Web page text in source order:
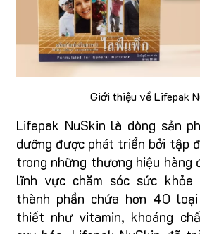
Giới thiệu về Lifepak
Lifepak NuSkin là dòng sản
dưỡng được phát triển bởi tập
trong những thương hiệu hàng
lĩnh vực chăm sóc sức khỏe
thành phần chứa hơn 40
thiết như vitamin, khoáng